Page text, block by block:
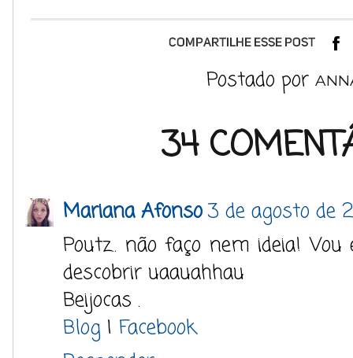
Postado por
34
Mariana Afonso3 de agosto de
Poutz.. não faço nem ideia!
descobrir uaauahhau
Beijocas .
Blog | Facebook